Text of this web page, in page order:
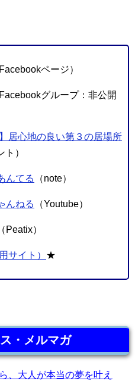
Facebookページ）
Facebookグループ：非公開
居心地の良い第３の居場所
ト）
んてる （note）
んねる （Youtube）
（Peatix）
サイト） ★
・メルマガ
、大人が本当の夢を叶え